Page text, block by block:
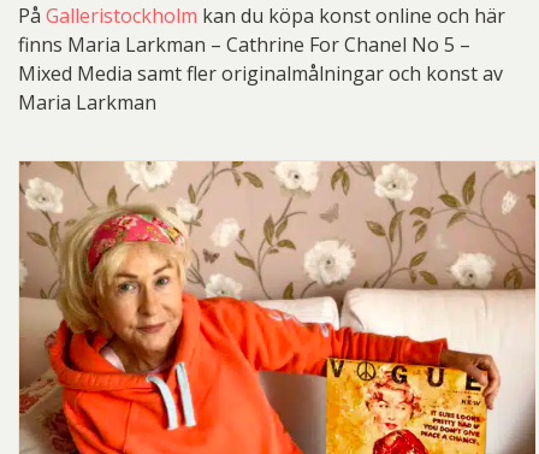
På Galleristockholm kan du köpa konst online och här
finns Maria Larkman – Cathrine For Chanel No 5 –
Mixed Media samt fler originalmålningar och konst av
Maria Larkman